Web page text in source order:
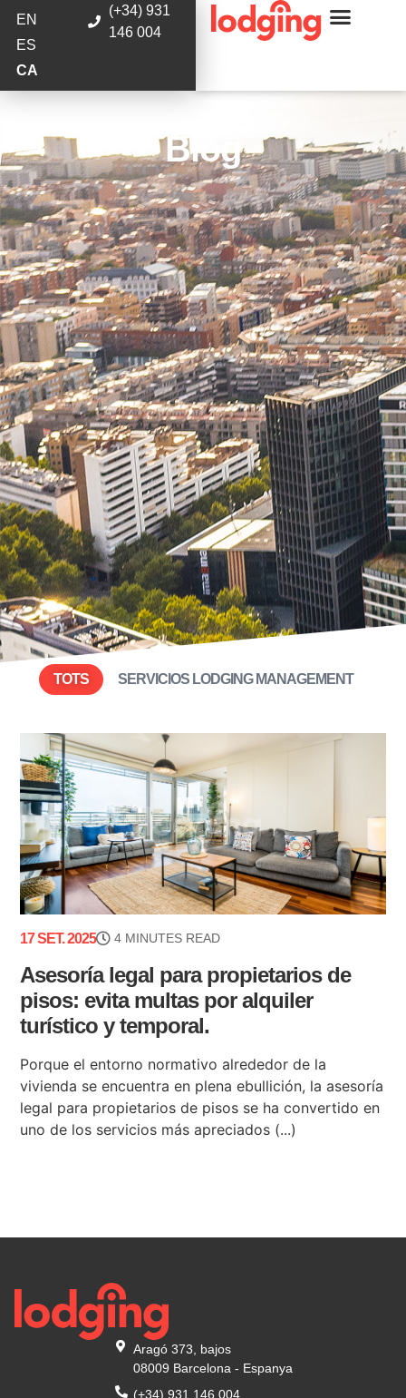
EN
ES
CA
(+34) 931
146 004
Blog
SERVICIOS LODGING MANAGEMENT
TOTS
17 SET. 2025 4 MINUTES READ
Asesoría legal para propietarios de
pisos: evita multas por alquiler
turístico y temporal.
Porque el entorno normativo alrededor de la
vivienda se encuentra en plena ebullición, la asesoría
legal para propietarios de pisos se ha convertido en
uno de los servicios más apreciados (...)
Aragó 373, bajos
08009 Barcelona - Espanya
(+34) 931 146 004